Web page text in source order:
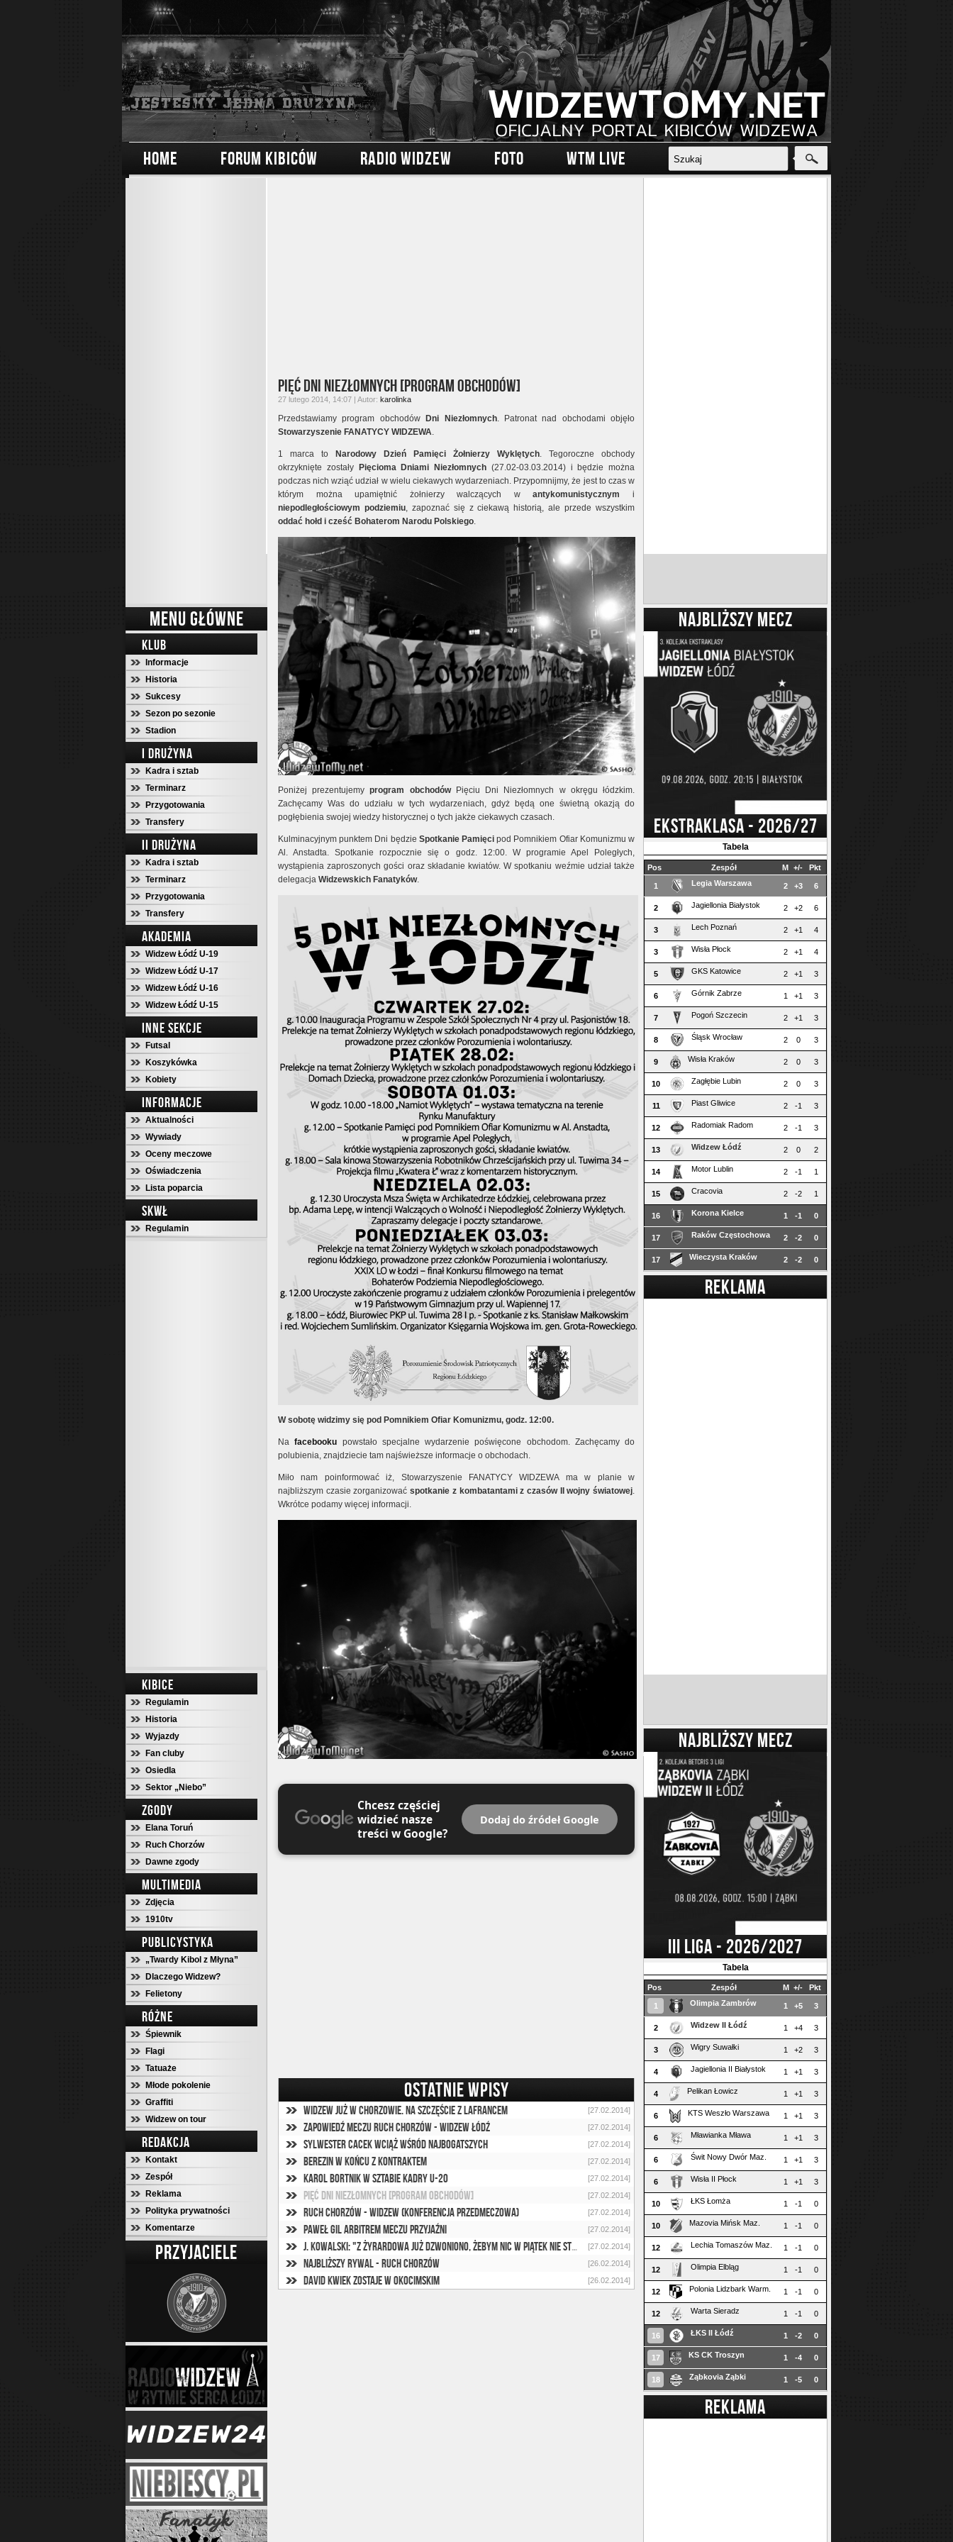
HOME FORUM KIBICÓW RADIO WIDZEW FOTO WTM LIVE
MENU GŁÓWNE
KLUB
Informacje
Historia
Sukcesy
Sezon po sezonie
Stadion
I DRUŻYNA
Kadra i sztab
Terminarz
Przygotowania
Transfery
II DRUŻYNA
Kadra i sztab
Terminarz
Przygotowania
Transfery
AKADEMIA
Widzew Łódź U-19
Widzew Łódź U-17
Widzew Łódź U-16
Widzew Łódź U-15
INNE SEKCJE
Futsal
Koszykówka
Kobiety
INFORMACJE
Aktualności
Wywiady
Oceny meczowe
Oświadczenia
Lista poparcia
SKWŁ
Regulamin
KIBICE
Regulamin
Historia
Wyjazdy
Fan cluby
Osiedla
Sektor „Niebo”
ZGODY
Elana Toruń
Ruch Chorzów
Dawne zgody
MULTIMEDIA
Zdjęcia
1910tv
PUBLICYSTYKA
„Twardy Kibol z Młyna”
Dlaczego Widzew?
Felietony
RÓŻNE
Śpiewnik
Flagi
Tatuaże
Młode pokolenie
Graffiti
Widzew on tour
REDAKCJA
Kontakt
Zespół
Reklama
Polityka prywatności
Komentarze
PRZYJACIELE
Pięć Dni Niezłomnych [program obchodów]
27 lutego 2014, 14:07 | Autor: karolinka
Przedstawiamy program obchodów Dni Niezłomnych. Patronat nad obchodami objęło
Stowarzyszenie FANATYCY WIDZEWA.
1 marca to Narodowy Dzień Pamięci Żołnierzy Wyklętych. Tegoroczne obchody
okrzyknięte zostały
Pięcioma Dniami Niezłomnych (27.02-03.03.2014) i będzie można
podczas nich wziąć udział w wielu ciekawych wydarzeniach. Przypomnijmy, że jest to czas w
którym można upamiętnić żołnierzy walczących wantykomunistycznym
i
niepodległościowym podziemiu, zapoznać się z ciekawą historią, ale przede wszystkim
oddać hołd i cześć Bohaterom Narodu Polskiego.
Poniżej prezentujemyprogram obchodówPięciu Dni Niezłomnych w okręgu łódzkim.
Zachęcamy Was do udziału w tych wydarzeniach, gdyż będą one świetną okazją do
pogłębienia swojej wiedzy historycznej o tych jakże ciekawych czasach.
Kulminacyjnym punktem Dni będzie Spotkanie Pamięci pod Pomnikiem Ofiar Komunizmu w
Al. Anstadta. Spotkanie rozpocznie się o godz. 12:00. W programie Apel Poległych,
wystąpienia zaproszonych gości oraz składanie kwiatów. W spotkaniu weźmie udział także
delegacja Widzewskich Fanatyków.
W sobotę widzimy się pod Pomnikiem Ofiar Komunizmu, godz. 12:00.
Nafacebooku powstało specjalne wydarzenie poświęcone obchodom. Zachęcamy do
polubienia, znajdziecie tam najświeższe informacje o obchodach.
Miło nam poinformować iż, Stowarzyszenie FANATYCY WIDZEWA ma w planie w
najbliższym czasie zorganizowaćspotkanie z kombatantami z czasów II wojny światowej.
Wkrótce podamy więcej informacji.
Chcesz częściej
widzieć nasze
treści w Google?
Dodaj do źródeł Google
OSTATNIE WPISY
Widzew już w Chorzowie. Na szczęście z Lafrancem [27.02.2014]
Zapowiedź meczu Ruch Chorzów - Widzew Łódź [27.02.2014]
Sylwester Cacek wciąż wśród najbogatszych [27.02.2014]
Berezin w końcu z kontraktem [27.02.2014]
Karol Bortnik w sztabie kadry U-20 [27.02.2014]
Pięć Dni Niezłomnych [program obchodów] [27.02.2014]
Ruch Chorzów - Widzew (konferencja przedmeczowa) [27.02.2014]
Paweł Gil arbitrem meczu przyjaźni [27.02.2014]
J. Kowalski: "Z Żyrardowa już dzwoniono, żebym nic w piątek nie strzelił" [27.02.2014]
Najbliższy rywal - Ruch Chorzów [26.02.2014]
David Kwiek zostaje w Okocimskim [26.02.2014]
NAJBLIŻSZY MECZ
EKSTRAKLASA - 2026/27
Tabela
Pos Zespół M +/- Pkt
1 Legia Warszawa 2 +3 6
2 Jagiellonia Białystok 2 +2 6
3 Lech Poznań 2 +1 4
3 Wisła Płock 2 +1 4
5 GKS Katowice 2 +1 3
6 Górnik Zabrze 1 +1 3
7 Pogoń Szczecin 2 +1 3
8 Śląsk Wrocław 2 0 3
9 Wisła Kraków 2 0 3
10 Zagłębie Lubin 2 0 3
11 Piast Gliwice 2 -1 3
12 Radomiak Radom 2 -1 3
13 Widzew Łódź 2 0 2
14 Motor Lublin 2 -1 1
15 Cracovia 2 -2 1
16 Korona Kielce 1 -1 0
17 Raków Częstochowa 2 -2 0
17 Wieczysta Kraków 2 -2 0
REKLAMA
NAJBLIŻSZY MECZ
III LIGA - 2026/2027
Tabela
Pos Zespół M +/- Pkt
1 Olimpia Zambrów 1 +5 3
2 Widzew II Łódź 1 +4 3
3 Wigry Suwałki 1 +2 3
4 Jagiellonia II Białystok 1 +1 3
4 Pelikan Łowicz 1 +1 3
6 KTS Weszło Warszawa 1 +1 3
6 Mławianka Mława 1 +1 3
6 Świt Nowy Dwór Maz. 1 +1 3
6 Wisła II Płock 1 +1 3
10 ŁKS Łomża 1 -1 0
10 Mazovia Mińsk Maz. 1 -1 0
12 Lechia Tomaszów Maz. 1 -1 0
12 Olimpia Elbląg 1 -1 0
12 Polonia Lidzbark Warm. 1 -1 0
12 Warta Sieradz 1 -1 0
16 ŁKS II Łódź 1 -2 0
17 KS CK Troszyn 1 -4 0
18 Ząbkovia Ząbki 1 -5 0
REKLAMA